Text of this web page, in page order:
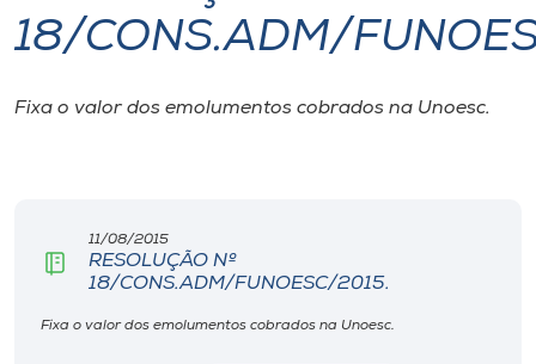
I.nova
CPA
Biblioteca
18/CONS.ADM/
Fixa o valor dos emolumentos cobrados na Unoesc.
11/08/2015
RESOLUÇÃO Nº
18/CONS.ADM/FUNOESC/2015.
Fixa o valor dos emolumentos cobrados na Unoesc.